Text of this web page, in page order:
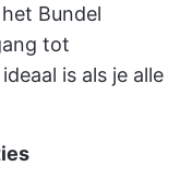
Bundel
tot
is als je alle